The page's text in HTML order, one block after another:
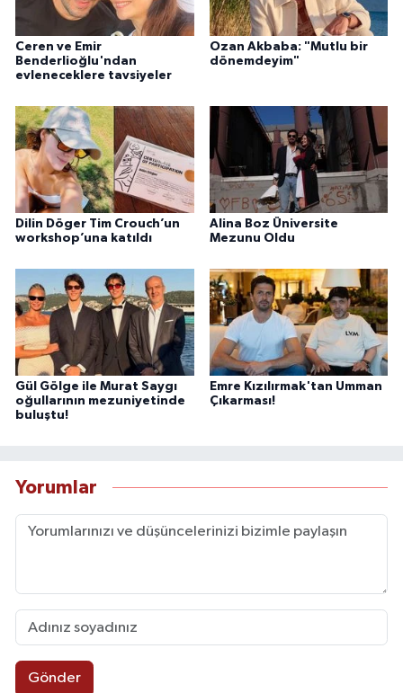
Ceren ve Emir
Benderlioğlu'ndan
evleneceklere tavsiyeler
Ozan Akbaba: "Mutlu bir
dönemdeyim"
Dilin Döger Tim Crouch’un
workshop’una katıldı
Alina Boz Üniversite
Mezunu Oldu
Gül Gölge ile Murat Saygı
oğullarının mezuniyetinde
buluştu!
Emre Kızılırmak'tan Umman
Çıkarması!
Yorumlar
Gönder